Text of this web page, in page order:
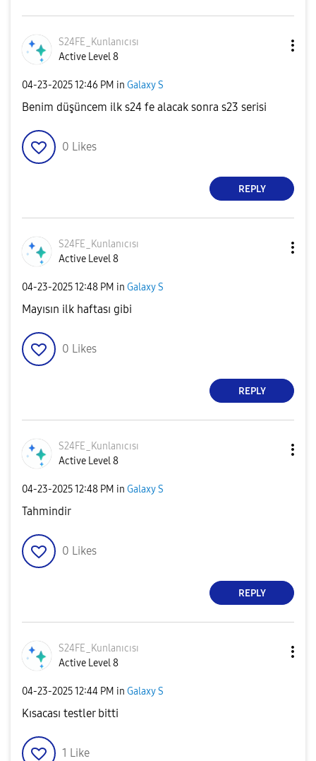
S24FE_Kunlanıcısı
Active Level 8
‎04-23-202512:46 PM in Galaxy S
Benim düşüncem ilk s24 fe alacak sonra s23 serisi
0 Likes
REPLY
S24FE_Kunlanıcısı
Active Level 8
‎04-23-202512:48 PM in Galaxy S
Mayısın ilk haftası gibi
0 Likes
REPLY
S24FE_Kunlanıcısı
Active Level 8
‎04-23-202512:48 PM in Galaxy S
Tahmindir
0 Likes
REPLY
S24FE_Kunlanıcısı
Active Level 8
‎04-23-202512:44 PM in Galaxy S
Kısacası testler bitti
1 Like